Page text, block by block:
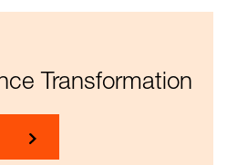
Transformation